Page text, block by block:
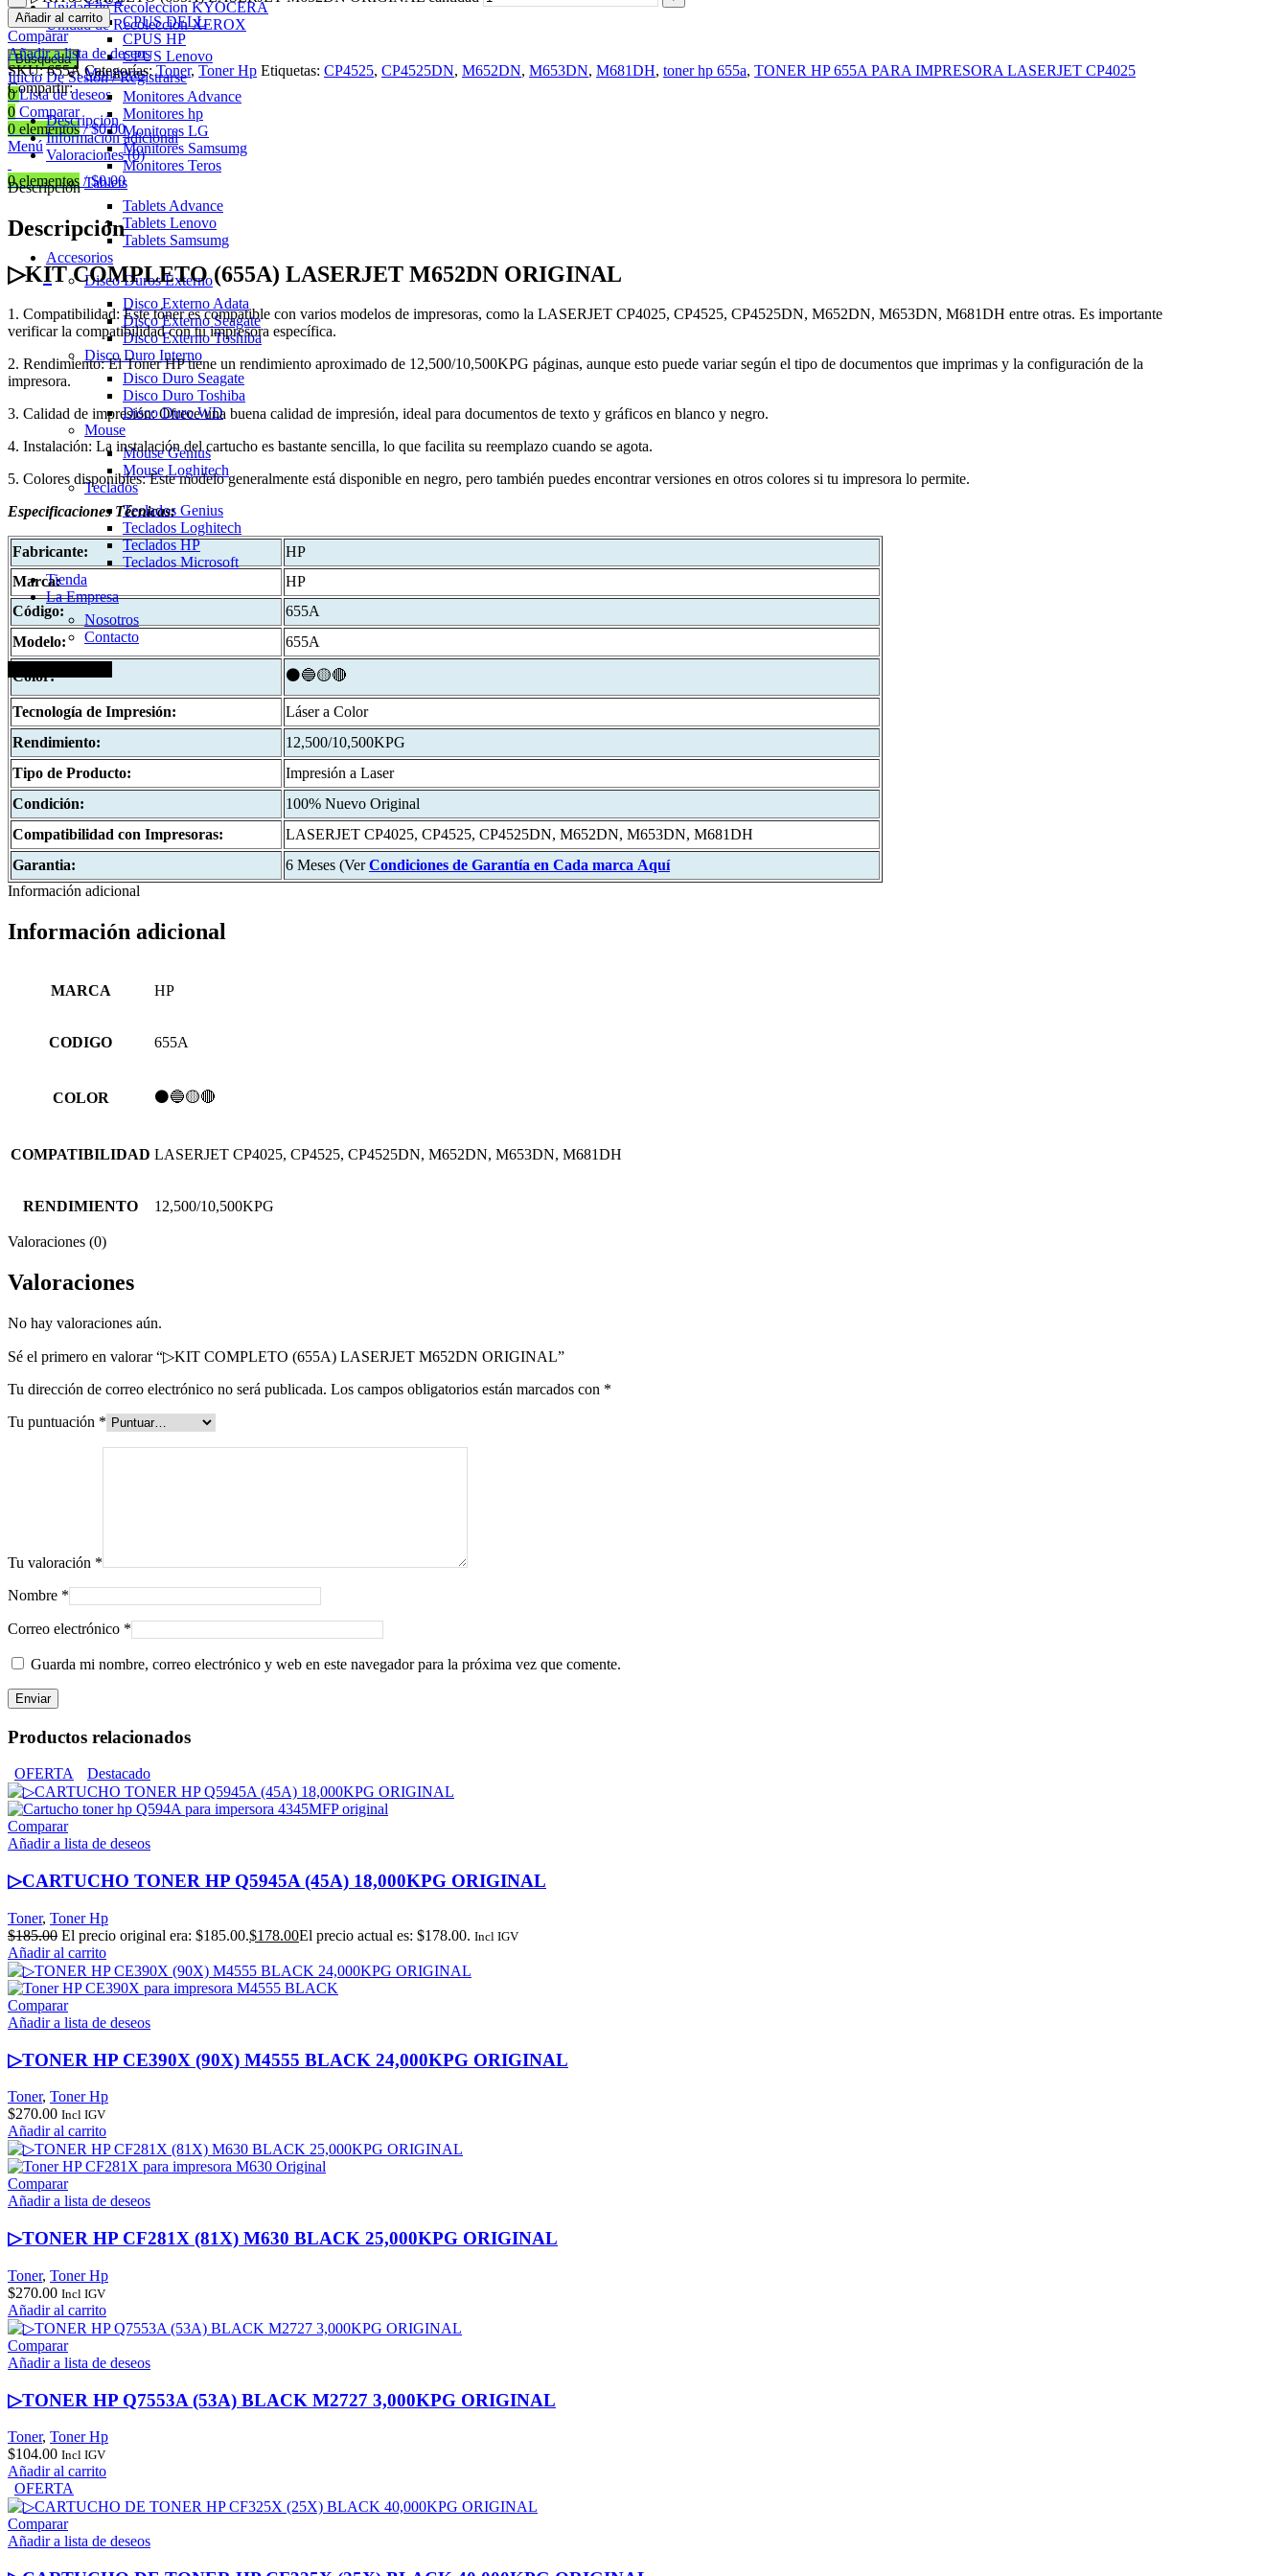
Unidad de Recoleccion KYOCERA
Unidad de Recoleccion XEROX
Búsqueda
Inicio De Sesión / Registrarse
0Lista de deseos
0 Comparar
0 elementos / $0.00
Menú
0elementos / $0.00
CPUS DELL
CPUS HP
CPUS Lenovo
Monitores
Monitores Advance
Monitores hp
Monitores LG
Monitores Samsumg
Monitores Teros
Tablets
Tablets Advance
Tablets Lenovo
Tablets Samsumg
Accesorios
Disco Duros Externo
Disco Externo Adata
Disco Externo Seagate
Disco Externo Toshiba
Disco Duro Interno
Disco Duro Seagate
Disco Duro Toshiba
Disco Duro WD
Mouse
Mouse Genius
Mouse Loghitech
Teclados
Teclados Genius
Teclados Loghitech
Teclados HP
Teclados Microsoft
Tienda
La Empresa
Nosotros
Contacto
Añadir al carrito
Comparar
Añadir a lista de deseos
SKU:655A Categorías: Toner, Toner Hp Etiquetas: CP4525, CP4525DN, M652DN, M653DN, M681DH, toner hp 655a, TONER HP 655A PARA IMPRESORA LASERJET CP4025
Compartir:
Descripción
Información adicional
Valoraciones (0)
Descripción
Descripción
▷KIT COMPLETO (655A) LASERJET M652DN ORIGINAL
1. Compatibilidad: Este tóner es compatible con varios modelos de impresoras, como la LASERJET CP4025, CP4525, CP4525DN, M652DN, M653DN, M681DH entre otras. Es importante
verificar la compatibilidad con tu impresora específica.
2. Rendimiento: El Toner HP tiene un rendimiento aproximado de 12,500/10,500KPG páginas, aunque esto puede variar según el tipo de documentos que imprimas y la configuración de la
impresora.
3. Calidad de impresión: Ofrece una buena calidad de impresión, ideal para documentos de texto y gráficos en blanco y negro.
4. Instalación: La instalación del cartucho es bastante sencilla, lo que facilita su reemplazo cuando se agota.
5. Colores disponibles: Este modelo generalmente está disponible en negro, pero también puedes encontrar versiones en otros colores si tu impresora lo permite.
Especificaciones Técnicas:
Fabricante:
HP
Marca:
HP
Código:
655A
Modelo:
655A
Color: ⚫🔵🟡🔴
Tecnología de Impresión:
Láser a Color
Rendimiento:
12,500/10,500KPG
Tipo de Producto:
Impresión a Laser
Condición:
100% Nuevo Original
Compatibilidad con Impresoras:
LASERJET CP4025, CP4525, CP4525DN, M652DN, M653DN, M681DH
Garantia:
6 Meses (VerCondiciones de Garantía en Cada marca Aquí
Información adicional
Información adicional
MARCA HP
CODIGO 655A
COLOR ⚫🔵🟡🔴
COMPATIBILIDAD LASERJET CP4025, CP4525, CP4525DN, M652DN, M653DN, M681DH
RENDIMIENTO 12,500/10,500KPG
Valoraciones (0)
Valoraciones
No hay valoraciones aún.
Sé el primero en valorar “▷KIT COMPLETO (655A) LASERJET M652DN ORIGINAL”
Tu dirección de correo electrónico no será publicada. Los campos obligatorios están marcados con *
Tu puntuación *
Tu valoración *
Nombre *
Correo electrónico *
Guarda mi nombre, correo electrónico y web en este navegador para la próxima vez que comente.
Productos relacionados
OFERTA Destacado
Comparar
Añadir a lista de deseos
▷CARTUCHO TONER HP Q5945A (45A) 18,000KPG ORIGINAL
Toner, Toner Hp
$185.00 El precio original era: $185.00.$178.00El precio actual es: $178.00. Incl IGV
Añadir al carrito
Comparar
Añadir a lista de deseos
▷TONER HP CE390X (90X) M4555 BLACK 24,000KPG ORIGINAL
Toner, Toner Hp
$270.00 Incl IGV
Añadir al carrito
Comparar
Añadir a lista de deseos
▷TONER HP CF281X (81X) M630 BLACK 25,000KPG ORIGINAL
Toner, Toner Hp
$270.00 Incl IGV
Añadir al carrito
Comparar
Añadir a lista de deseos
▷TONER HP Q7553A (53A) BLACK M2727 3,000KPG ORIGINAL
Toner, Toner Hp
$104.00 Incl IGV
Añadir al carrito
OFERTA
Comparar
Añadir a lista de deseos